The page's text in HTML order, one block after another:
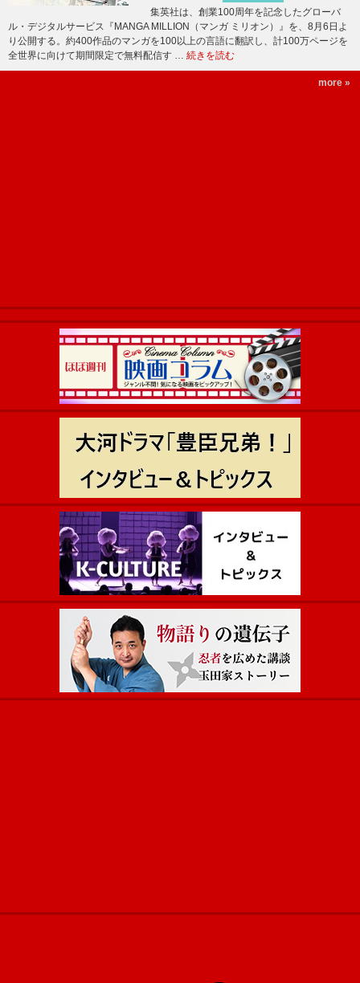
集英社は、創業100周年を記念したグローバ
ル・デジタルサービス『MANGA MILLION（マンガ ミリオン）』を、8月6日よ
り公開する。約400作品のマンガを100以上の言語に翻訳し、計100万ページを
全世界に向けて期間限定で無料配信す … 続きを読む
more »